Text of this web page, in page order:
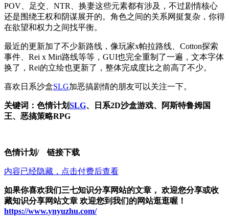
POV、足交、NTR、换妻这些元素都有涉及，不过剧情核心
还是围绕王权和阴谋展开的。角色之间的关系网挺复杂，你得
在欲望和权力之间找平衡。
最近的更新加了不少新路线，像玩家x帕拉路线、Cotton探索
事件、Rei x Miri路线等等，GUI也完全重制了一遍，文本字体
换了，Rei的立绘也更新了，整体完成度比之前高了不少。
喜欢日系沙盒SLG加恶搞剧情的朋友可以关注一下。
关键词：色情计划SLG、日系2D沙盒游戏、阿斯特鲁姆国
王、恶搞策略RPG
色情计划/ 链接下载
内容已经隐藏，点击付费后查看
如果你喜欢我们三七知识分享网站的文章， 欢迎您分享或收
藏知识分享网站文章 欢迎您到我们的网站逛逛喔！
https://www.ynyuzhu.com/